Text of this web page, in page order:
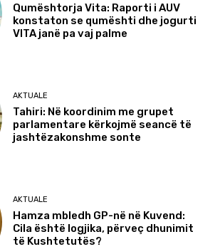
Qumështorja Vita: Raporti i AUV
konstaton se qumështi dhe jogurti
VITA janë pa vaj palme
AKTUALE
Tahiri: Në koordinim me grupet
parlamentare kërkojmë seancë të
jashtëzakonshme sonte
AKTUALE
Hamza mbledh GP-në në Kuvend:
Cila është logjika, përveç dhunimit
të Kushtetutës?